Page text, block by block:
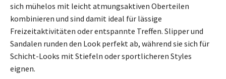
sich mühelos mit leicht atmungsaktiven Oberteilen
kombinieren und sind damit ideal für lässige
Freizeitaktivitäten oder entspannte Treffen. Slipper und
Sandalen runden den Look perfekt ab, während sie sich für
Schicht-Looks mit Stiefeln oder sportlicheren Styles
eignen.